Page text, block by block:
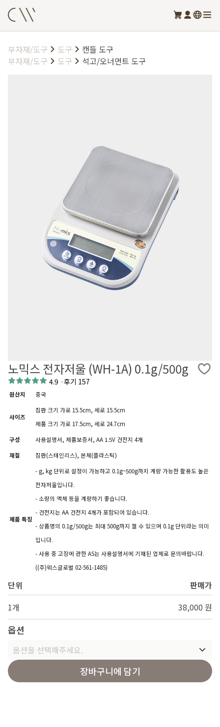
부자재/도구 도구
캔들 도구
부자재/도구
도구 석고/오너먼트 도구
노믹스 전자저울 (WH-1A) 0.1g/500g
4.9 ·후기 157
원산지 중국
사이즈
짐판 크기 가로 15.5cm, 세로 15.5cm
제품 크기 가로 17.5cm, 세로 24.7cm
구성
사용설명서, 제품보증서, AA 1.5V 건전지 4개
재질
짐판(스테인리스), 본체(플라스틱)
제품 특징
- g, kg 단위로 설정이 가능하고 0.1g~500g까지 계량 가능한 활용도 높은
전자저울입니다.
- 소량의 액체 등을 계량하기 좋습니다.
- 건전지는 AA 건전지 4개가 포함되어 있습니다.
- 상품명의 0.1g/500g는 최대 500g까지 잴 수 있으며 0.1g 단위라는 의미
입니다.
- 사용 중 고장에 관한 AS는 사용설명서에 기재된 업체로 문의바랍니다.
((주)웨스글로벌 02-561-1485)
단위
판매가
1개
38,000 원
옵션
옵션을 선택해주세요.
장바구니에 담기